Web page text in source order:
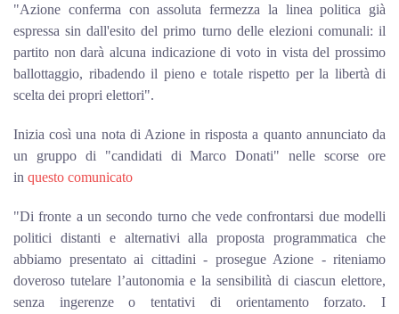
"Azione conferma con assoluta fermezza la linea politica già
espressa sin dall'esito del primo turno delle elezioni comunali: il
partito non darà alcuna indicazione di voto in vista del prossimo
ballottaggio, ribadendo il pieno e totale rispetto per la libertà di
scelta dei propri elettori".
Inizia così una nota di Azione in risposta a quanto annunciato da
un gruppo di "candidati di Marco Donati" nelle scorse ore
in questo comunicato
"Di fronte a un secondo turno che vede confrontarsi due modelli
politici distanti e alternativi alla proposta programmatica che
abbiamo presentato ai cittadini - prosegue Azione - riteniamo
doveroso tutelare l’autonomia e la sensibilità di ciascun elettore,
senza ingerenze o tentativi di orientamento forzato. I